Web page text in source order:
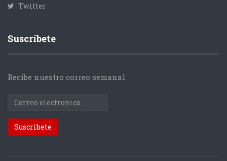
Twitter
Suscríbete
Recibe nuestro correo semanal.